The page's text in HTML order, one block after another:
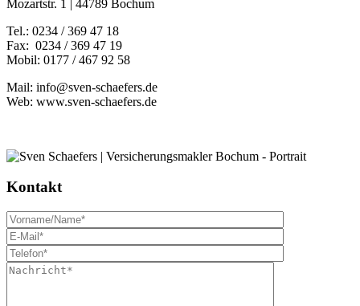
Mozartstr. 1 | 44789 Bochum
Tel.: 0234 / 369 47 18
Fax: 0234 / 369 47 19
Mobil: 0177 / 467 92 58
Mail: info@sven-schaefers.de
Web: www.sven-schaefers.de
Kontakt